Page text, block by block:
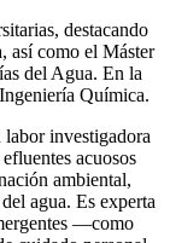
destacando
así como el Máster
del Agua. En la
Química.
investigadora
acuosos
ambiental,
agua. Es experta
—como